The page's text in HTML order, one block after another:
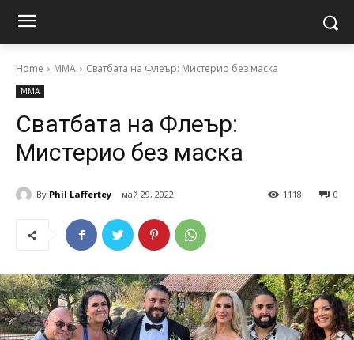
Home MMA Сватбата на Флеър: Мистерио без маска
MMA
Сватбата на Флеър:
Мистерио без маска
By Phil Laffertey май 29, 2022 0
1118